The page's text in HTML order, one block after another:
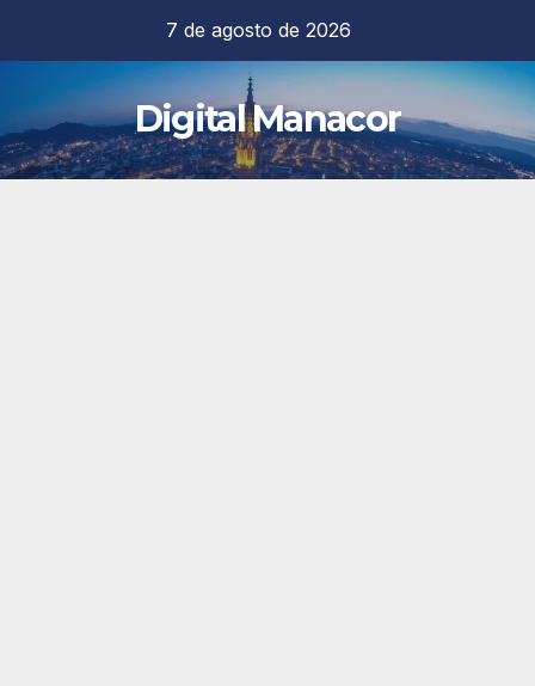
contenido
7 de agosto de 2026
Digital Manacor